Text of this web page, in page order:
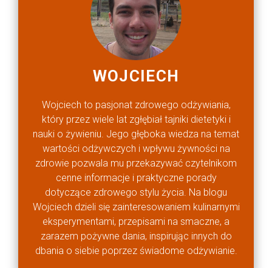
WOJCIECH
Wojciech to pasjonat zdrowego odżywiania,
który przez wiele lat zgłębiał tajniki dietetyki i
nauki o żywieniu. Jego głęboka wiedza na temat
wartości odżywczych i wpływu żywności na
zdrowie pozwala mu przekazywać czytelnikom
cenne informacje i praktyczne porady
dotyczące zdrowego stylu życia. Na blogu
Wojciech dzieli się zainteresowaniem kulinarnymi
eksperymentami, przepisami na smaczne, a
zarazem pożywne dania, inspirując innych do
dbania o siebie poprzez świadome odżywianie.